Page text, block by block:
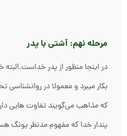
مرحله نهم: آشتی با پدر
در اینجا منظور از پدر
بکار میبرد و معمولا در روانشناسی
که مذاهب می‌گویند تفاوت هایی
پندار خدا که مفهوم مدنظر یونگ